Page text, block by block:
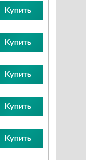
Купить
Купить
Купить
Купить
Купить